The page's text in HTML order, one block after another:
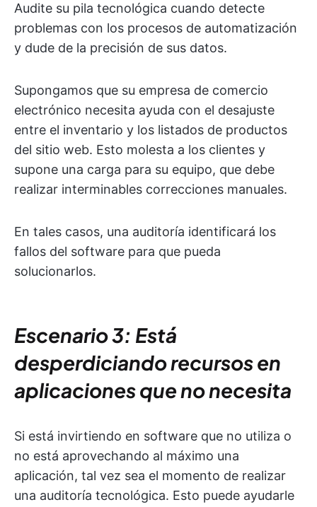
Audite su pila tecnológica cuando detecte
problemas con los procesos de automatización
y dude de la precisión de sus datos.
Supongamos que su empresa de comercio
electrónico necesita ayuda con el desajuste
entre el inventario y los listados de productos
del sitio web. Esto molesta a los clientes y
supone una carga para su equipo, que debe
realizar interminables correcciones manuales.
En tales casos, una auditoría identificará los
fallos del software para que pueda
solucionarlos.
Escenario 3: Está
desperdiciando recursos en
aplicaciones que no necesita
Si está invirtiendo en software que no utiliza o
no está aprovechando al máximo una
aplicación, tal vez sea el momento de realizar
una auditoría tecnológica. Esto puede ayudarle